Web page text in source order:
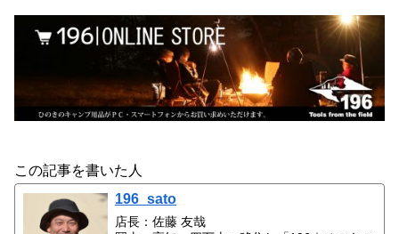
この記事を書いた人
196_sato
店長：佐藤 友哉